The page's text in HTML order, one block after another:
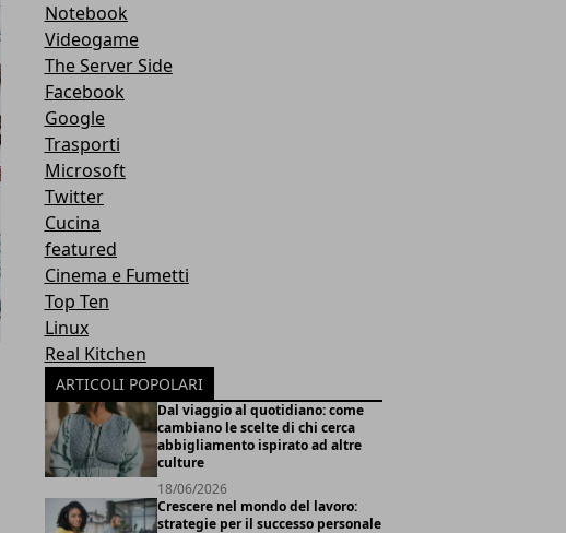
Notebook
Videogame
The Server Side
Facebook
Google
Trasporti
Microsoft
Twitter
Cucina
featured
Cinema e Fumetti
Top Ten
Linux
Real Kitchen
ARTICOLI POPOLARI
Dal viaggio al quotidiano: come
cambiano le scelte di chi cerca
abbigliamento ispirato ad altre
culture
18/06/2026
Crescere nel mondo del lavoro:
strategie per il successo personale